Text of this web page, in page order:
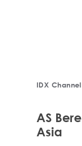
IDX Channel
AS
Asia